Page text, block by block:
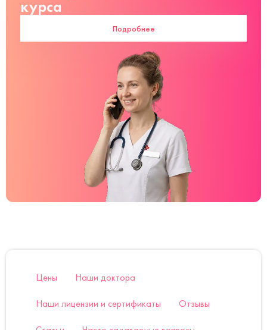
курса
Подробнее
Цены Наши доктора
Наши лицензии и сертификаты Отзывы